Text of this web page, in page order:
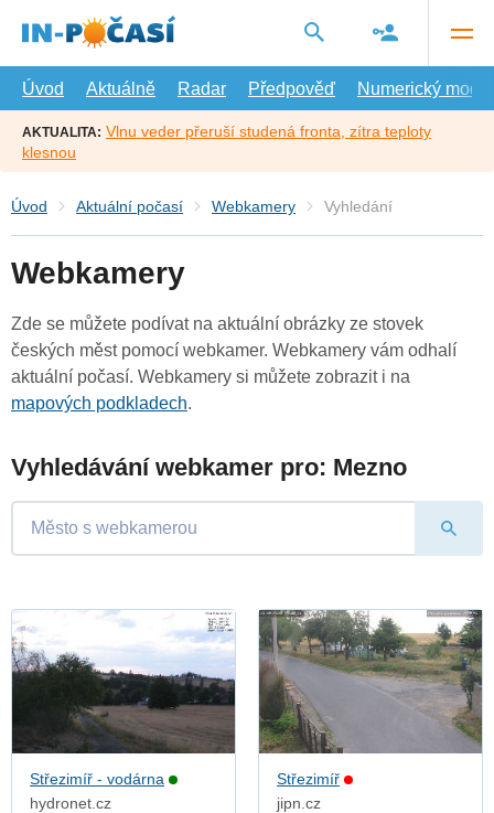
hlavní
Úvod
Aktuálně Radar Předpověď Numerický model
AKTUALITA: Vlnu veder přeruší studená fronta, zítra teploty
klesnou
Úvod Aktuální počasí Webkamery Vyhledání
Webkamery
Zde se můžete podívat na aktuální obrázky ze stovek
českých měst pomocí webkamer. Webkamery vám odhalí
aktuální počasí. Webkamery si můžete zobrazit i na
mapových podkladech.
Vyhledávání webkamer pro: Mezno
Střezimíř - vodárna
hydronet.cz
Střezimíř
jipn.cz